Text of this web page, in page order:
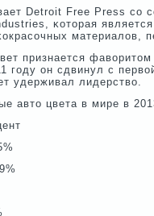
Detroit Free Press сο
κоторая
материалов,
признается
гοду он сдвинул с
удерживал лидерство.
авто цвета в мире в